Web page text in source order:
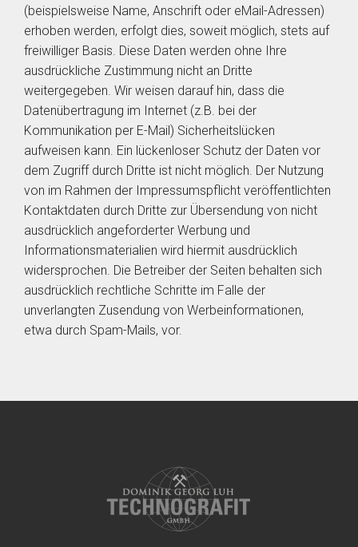
(beispielsweise Name, Anschrift oder eMail-Adressen)
erhoben werden, erfolgt dies, soweit möglich, stets auf
freiwilliger Basis. Diese Daten werden ohne Ihre
ausdrückliche Zustimmung nicht an Dritte
weitergegeben. Wir weisen darauf hin, dass die
Datenübertragung im Internet (z.B. bei der
Kommunikation per E-Mail) Sicherheitslücken
aufweisen kann. Ein lückenloser Schutz der Daten vor
dem Zugriff durch Dritte ist nicht möglich. Der Nutzung
von im Rahmen der Impressumspflicht veröffentlichten
Kontaktdaten durch Dritte zur Übersendung von nicht
ausdrücklich angeforderter Werbung und
Informationsmaterialien wird hiermit ausdrücklich
widersprochen. Die Betreiber der Seiten behalten sich
ausdrücklich rechtliche Schritte im Falle der
unverlangten Zusendung von Werbeinformationen,
etwa durch Spam-Mails, vor.